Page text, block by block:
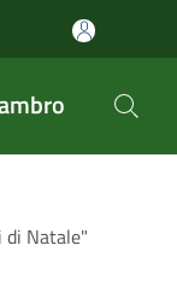
di Natale"